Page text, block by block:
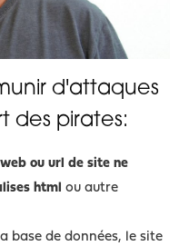
d'attaques
des pirates:
ou url de site ne
html ou autre
base de données, le site